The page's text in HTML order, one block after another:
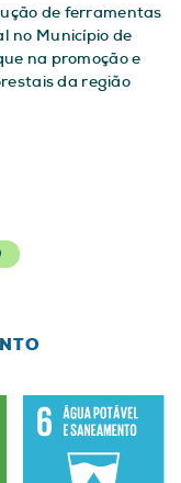
de ferramentas
no Município de
na promoção e
da região